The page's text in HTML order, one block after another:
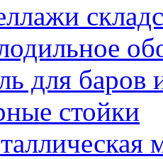
для баров
стойки